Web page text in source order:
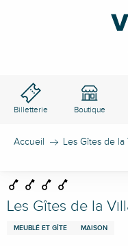
Billetterie Boutique
Accueil Les Gîtes de la
Les Gîtes de la
MEUBLÉ ET GÎTE MAISON